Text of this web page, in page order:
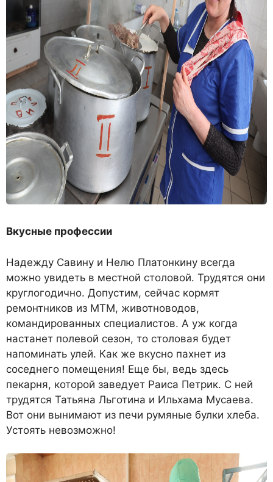
Вкусные профессии
Надежду Савину и Нелю Платонкину всегда
можно увидеть в местной столовой. Трудятся они
круглогодично. Допустим, сейчас кормят
ремонтников из МТМ, животноводов,
командированных специалистов. А уж когда
настанет полевой сезон, то столовая будет
напоминать улей. Как же вкусно пахнет из
соседнего помещения! Еще бы, ведь здесь
пекарня, которой заведует Раиса Петрик. С ней
трудятся Татьяна Льготина и Ильхама Мусаева.
Вот они вынимают из печи румяные булки хлеба.
Устоять невозможно!